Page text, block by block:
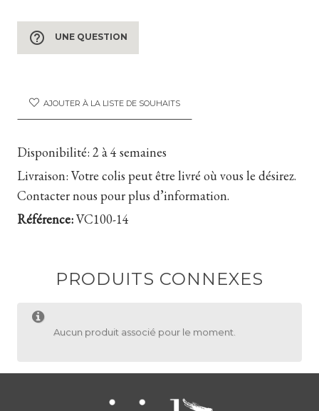
help_outline UNE QUESTION
AJOUTER À LA LISTE DE SOUHAITS
Disponibilité: 2 à 4 semaines
Livraison: Votre colis peut être livré où vous le désirez.
Contacter nous pour plus d’information.
Référence:VC100-14
PRODUITS CONNEXES
Aucun produit associé pour le moment.